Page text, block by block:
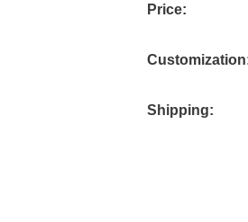
Price:
Shipping: